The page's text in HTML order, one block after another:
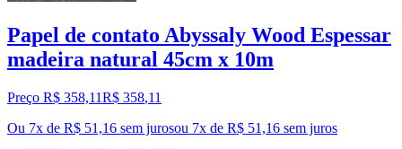
Papel de contato Abyssaly Wood Espessar
madeira natural 45cm x 10m
Preço R$ 358,11R$ 358,11
Ou 7x de R$ 51,16 sem jurosou 7x de R$ 51,16 sem juros